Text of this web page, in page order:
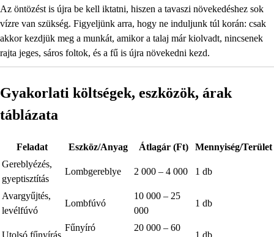
Az öntözést is újra be kell iktatni, hiszen a tavaszi növekedéshez sok
vízre van szükség. Figyeljünk arra, hogy ne induljunk túl korán: csak
akkor kezdjük meg a munkát, amikor a talaj már kiolvadt, nincsenek
rajta jeges, sáros foltok, és a fű is újra növekedni kezd.
Gyakorlati költségek, eszközök, árak
táblázata
Feladat Eszköz/Anyag Átlagár (Ft)
Mennyiség/Terület
Gereblyézés,
gyeptisztítás
Lombgereblye 2 000 – 4 000 1 db
Avargyűjtés,
levélfúvó
Lombfúvó
10 000 – 25
000
1 db
Fűnyíró 20 000 – 60